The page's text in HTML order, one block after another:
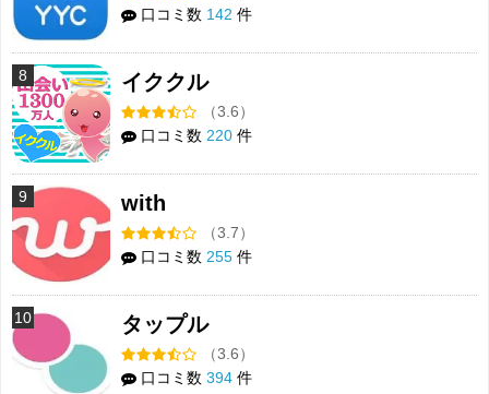
口コミ数 142 件
8 イククル
（3.6）
口コミ数 220 件
9 with
（3.7）
口コミ数 255 件
10 タップル
（3.6）
口コミ数 394 件